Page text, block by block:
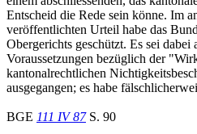
Entscheid die Rede sein könne. Im
veröffentlichten Urteil habe das
Obergerichts geschützt. Es sei
Voraussetzungen bezüglich der
kantonalrechtlichen
ausgegangen; es habe
BGE 111 IV 87S. 90